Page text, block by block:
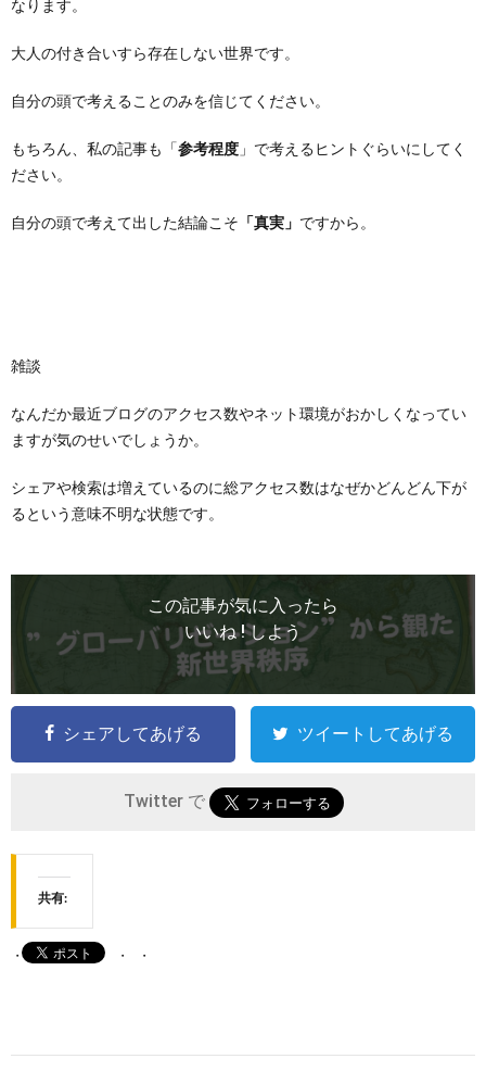
なります。
大人の付き合いすら存在しない世界です。
自分の頭で考えることのみを信じてください。
もちろん、私の記事も「参考程度 」で考えるヒントぐらいにしてく
ださい。
自分の頭で考えて出した結論こそ 「真実」 ですから。
雑談
なんだか最近ブログのアクセス数やネット環境がおかしくなってい
ますが気のせいでしょうか。
シェアや検索は増えているのに総アクセス数はなぜかどんどん下が
るという意味不明な状態です。
この記事が気に入ったら
いいね ! しよう
シェアしてあげる ツイートしてあげる
Twitter で
共有: